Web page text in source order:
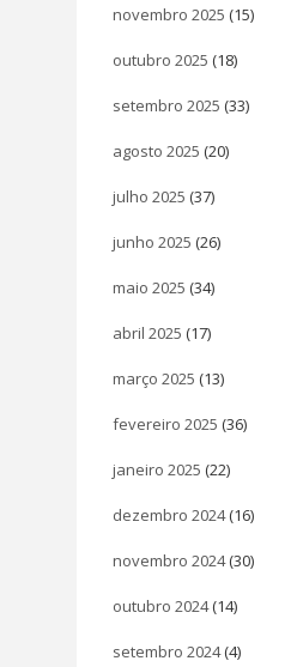
novembro 2025 (15)
outubro 2025 (18)
setembro 2025 (33)
agosto 2025 (20)
julho 2025 (37)
junho 2025 (26)
maio 2025 (34)
abril 2025 (17)
março 2025 (13)
fevereiro 2025 (36)
janeiro 2025 (22)
dezembro 2024(16)
novembro 2024(30)
outubro 2024(14)
setembro 2024(4)